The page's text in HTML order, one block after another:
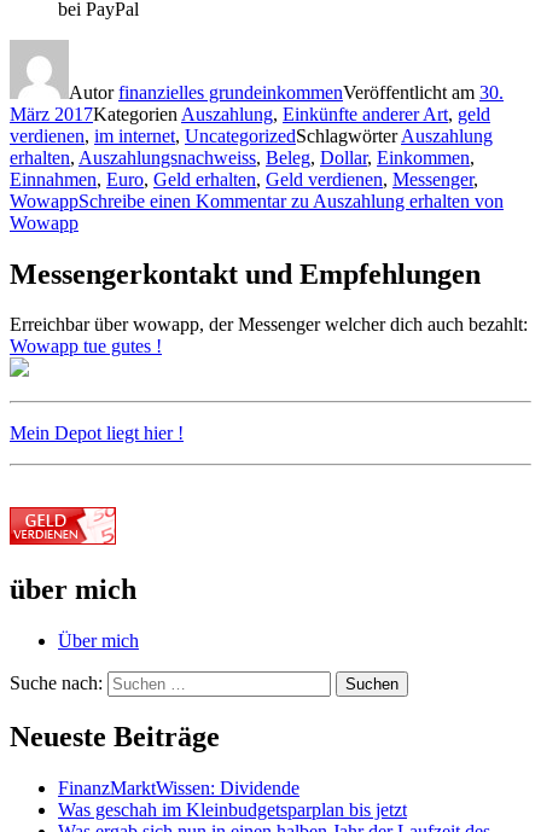
bei PayPal
Autorfinanzielles grundeinkommenVeröffentlicht am 30.
März 2017Kategorien Auszahlung, Einkünfte anderer Art, geld
verdienen, im internet, UncategorizedSchlagwörterAuszahlung
erhalten, Auszahlungsnachweiss, Beleg, Dollar, Einkommen,
Einnahmen, Euro, Geld erhalten, Geld verdienen, Messenger,
WowappSchreibe einen Kommentarzu Auszahlung erhalten von
Wowapp
Messengerkontakt und Empfehlungen
Erreichbar über wowapp, der Messenger welcher dich auch bezahlt:
Wowapp tue gutes !
Mein Depot liegt hier !
über mich
Über mich
Suche nach: Suchen
Neueste Beiträge
FinanzMarktWissen: Dividende
Was geschah im Kleinbudgetsparplan bis jetzt